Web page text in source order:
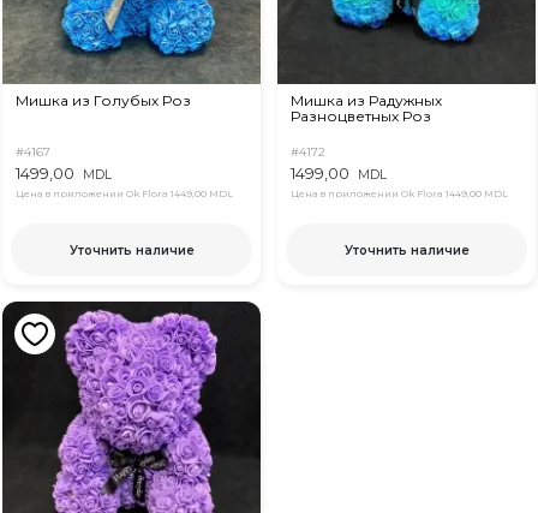
Мишка из Голубых Роз
#4167
1499,00 MDL
Цена в приложении Ok Flora 1449,00 MDL
Уточнить наличие
Мишка из Радужных
Разноцветных Роз
#4172
1499,00 MDL
Цена в приложении Ok Flora 1449,00 MDL
Уточнить наличие